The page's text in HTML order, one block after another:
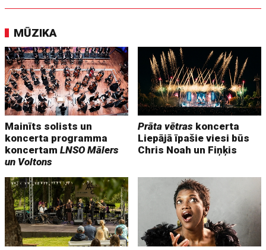
MŪZIKA
Mainīts solists un
koncerta programma
koncertamLNSO Mālers
un Voltons
Prāta vētras koncerta
Liepājā īpašie viesi būs
Chris Noah un Fiņķis